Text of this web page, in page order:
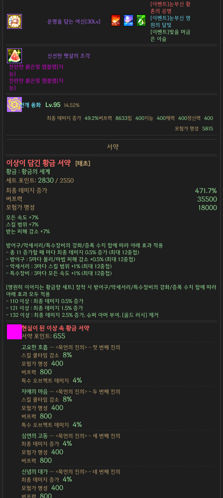
운명을 담는 여신[30Lv]
[이벤트]눈부신 황
혼의 공명
[이벤트]눈부신 영
원의 달빛
[이벤트]빛을 머금
은 이슬
신선한 햇살의 조각
찬란한 붉은빛 엠블렘[지
능]
찬란한 붉은빛 엠블렘[지
능]
안개 융화 Lv.95 14.52%
최종 데미지 증가 49.2%버프력 8633힘 400지능 400체력 400정신력
400
모험가 명성
5815
서약
이상이 담긴 황금 서약
[태초]
황금 : 황금의 세계
세트 포인트: 2830 / 2550
최종 데미지 증가
471.7%
버프력 35500
모험가 명성 18000
모든 속도 +7%
스킬 범위 +7%
받는 피해 감소 +7%
방어구/악세서리/특수장비의 강화/증폭 수치 합에 따라 아래 효과 적용
- 총 11 증가할 때 마다 최종 데미지 0.5% 증가 (최대 12중첩)
- 방어구 : 5마다 물리/마법 피해 감소 +0.5% (최대 12중첩)
- 악세서리 : 3마다 스킬 범위 +1% (최대 12중첩)
- 특수장비 : 3마다 모든 속도 +1% (최대 12중첩)
[영원히 이어지는 황금향 세트] 장착 시 방어구/악세서리/특수장비의 강화/증폭 수치 합에 따라
아래 효과 모두 적용
- 110 이상 : 최종 데미지 0.5% 증가
- 121 이상 : 최종 데미지 1.5% 증가
- 132 이상 : 최종 데미지 2.5% 증가, 슈퍼 아머 부여, [골드 러시] 제거
현실이 된 이상 속 황금 서약
서약 포인트:655
고요한 호흡— <묵언의 진의> - 첫 번째 진의
스킬 쿨타임 감소
8%
모험가 명성 400
버프력 800
특수 오브젝트 데미지 4%
자애의 마음— <묵언의 진의> - 두 번째 진의
스킬 쿨타임 감소
8%
모험가 명성 400
버프력 800
특수 오브젝트 데미지 4%
심연의 고동— <묵언의 진의> - 세 번째 진의
최종 데미지 증가 4%
모험가 명성 400
버프력 800
신념의 대가— <묵언의 진의> - 네 번째 진의
최종 데미지 증가 4%
모험가 명성 400
버프력 800